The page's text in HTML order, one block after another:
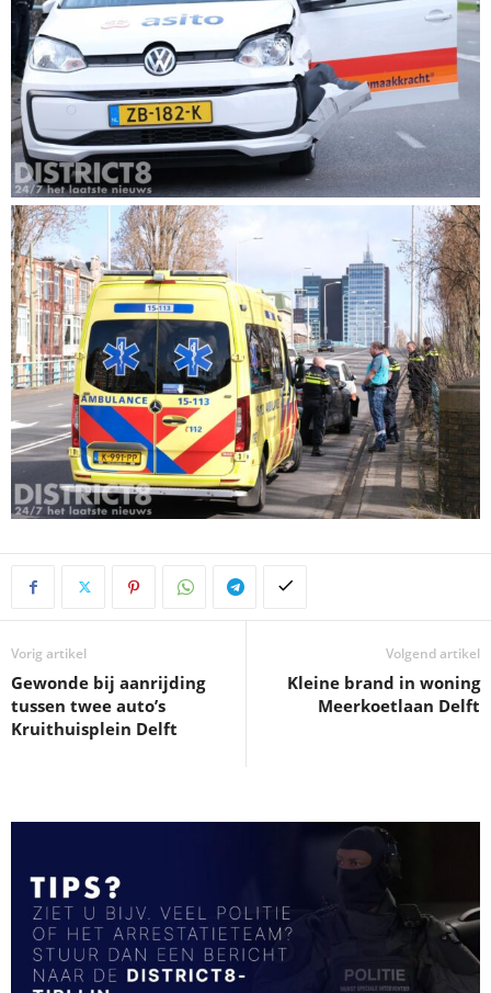
Vorig artikel
Gewonde bij aanrijding
tussen twee auto’s
Kruithuisplein Delft
Volgend artikel
Kleine brand in woning
Meerkoetlaan Delft